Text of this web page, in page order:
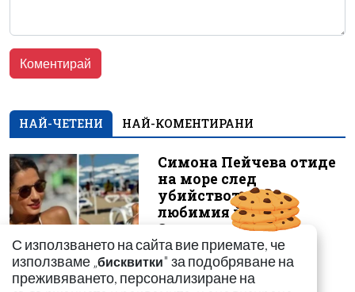
НАЙ-ЧЕТЕНИ НАЙ-КОМЕНТИРАНИ
Симона Пейчева отиде
на море след
убийството на
любимия й Владо
Загато...
С използването на сайта вие приемате, че
използваме „бисквитки" за подобряване на
преживяването, персонализиране на